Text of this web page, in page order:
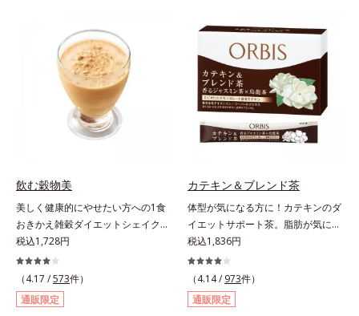
（大豆由来の植物性たんぱく質）を
採用しました。吸収が穏やかで、腹
持ちがいいのもポイントです。体を
作る材料であるたんぱく質12g(*1)
をメインに、美を引き出すコラーゲ
ン5,000mgも配合。さらにリズムを
支える鉄分やビタミン6種(*2)、食
物繊維など、女性が不足しがちな栄
美を総合的に支えます。甘さ控えめ
のカフェオレ味、濃厚な抹茶味の2
味展開。プロテイン独特のにおいや
クセが少なく、水に溶けやすいの
で、手軽においしくたんぱく質を摂
れます。*1 1杯分（約27g）当り。
コラーゲン含む。*2 ビタミンB1、
B2、B6、B12、ナイアシン、パン
力に着目！大人の燃焼意欲をサポー
トする、ダイエットサポートサプリ
メントです。アロニアを研究し続け
てきたオルビスが高品質のアロニア
にこだわり、その特有成分を抽出。
安定して一定量配合できるよう、規
格化しました。オルビスのアロニア
シリーズNo.1の配合量を誇る、ア
有。さらに年齢ダイエッターをサポ
ートする成分として、研究チームが
400種以上の植物エキスを試してた
どり着いたオリーブ葉エキスと、古
くからぽかぽか成分として重宝され
てきたブラックジンジャー、ケイヒ
も配合しました。大人のやる気を燃
やし、年齢ダイエットを熱く応援し
飲む穀物美
美しく健康的にやせたい方への1食
おきかえ雑穀ダイエットシェイク。
豆乳や牛乳などと粉を混ぜるだけで
簡単、1食おきかえ雑穀ダイエット
シェイクです。サクサクッと噛める
食感豊かな大豆フレークが、噛むこ
とで食欲を満たしてくれます。さら
税込1,728円
（4.17 /573件）
通販限定
カテキン＆ブレンド茶
体型が気になる方に！カテキンのダ
イエットサポート茶。脂肪が気にな
る食事と一緒にカテキンを。さら
に、食物繊維とコーンシルクエキス
で、ぽっこりやからだの巡りをケ
ア。カテキン・コーンシルク・食物
繊維のトリプルパワーがダイエット
税込1,836円
（4.14 / 973件）
通販限定